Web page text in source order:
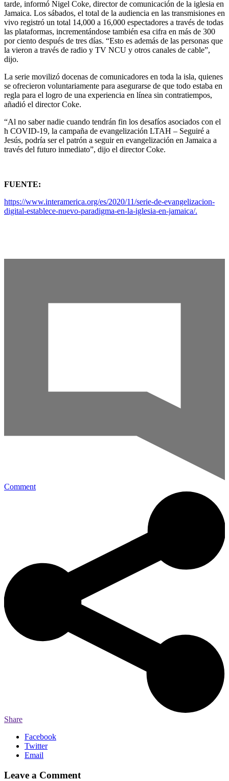
tarde, informó Nigel Coke, director de comunicación de la iglesia en
Jamaica. Los sábados, el total de la audiencia en las transmisiones en
vivo registró un total 14,000 a 16,000 espectadores a través de todas
las plataformas, incrementándose también esa cifra en más de 300
por ciento después de tres días. “Esto es además de las personas que
la vieron a través de radio y TV NCU y otros canales de cable”,
dijo.
La serie movilizó docenas de comunicadores en toda la isla, quienes
se ofrecieron voluntariamente para asegurarse de que todo estaba en
regla para el logro de una experiencia en línea sin contratiempos,
añadió el director Coke.
“Al no saber nadie cuando tendrán fin los desafíos asociados con el
h COVID-19, la campaña de evangelización LTAH – Seguiré a
Jesús, podría ser el patrón a seguir en evangelización en Jamaica a
través del futuro inmediato”, dijo el director Coke.
FUENTE:
https://www.interamerica.org/es/2020/11/serie-de-evangelizacion-
digital-establece-nuevo-paradigma-en-la-iglesia-en-jamaica/.
Comment
Share
Facebook
Twitter
Email
Leave a Comment